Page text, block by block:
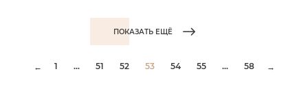
ПОКАЗАТЬ ЕЩЁ
← 1 ... 51 52 53 54 55 ... 58 →